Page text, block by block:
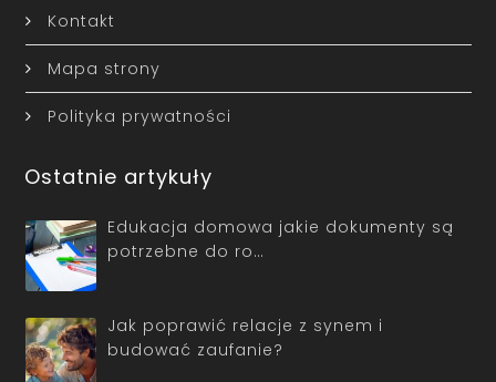
Kontakt
Mapa strony
Polityka prywatności
Ostatnie artykuły
Edukacja domowa jakie dokumenty są
potrzebne do ro…
Jak poprawić relacje z synem i
budować zaufanie?